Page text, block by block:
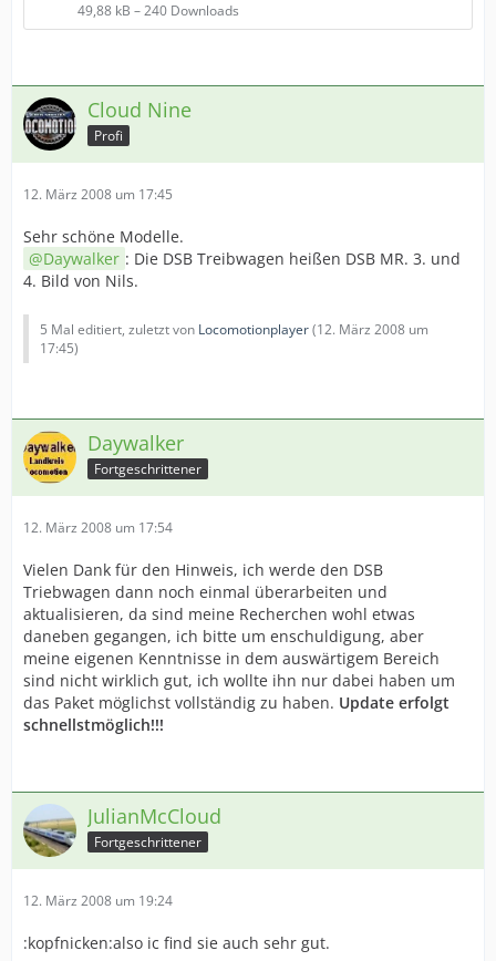
49,88 kB – 240 Downloads
Cloud Nine
Profi
12. März 2008 um 17:45
Sehr schöne Modelle.
Daywalker : Die DSB Treibwagen heißen DSB MR. 3. und
4. Bild von Nils.
5 Mal editiert, zuletzt von Locomotionplayer(12. März 2008 um
17:45)
Daywalker
Fortgeschrittener
12. März 2008 um 17:54
Vielen Dank für den Hinweis, ich werde den DSB
Triebwagen dann noch einmal überarbeiten und
aktualisieren, da sind meine Recherchen wohl etwas
daneben gegangen, ich bitte um enschuldigung, aber
meine eigenen Kenntnisse in dem auswärtigem Bereich
sind nicht wirklich gut, ich wollte ihn nur dabei haben um
das Paket möglichst vollständig zu haben. Update erfolgt
schnellstmöglich!!!
JulianMcCloud
Fortgeschrittener
12. März 2008 um 19:24
:kopfnicken:also ic find sie auch sehr gut.